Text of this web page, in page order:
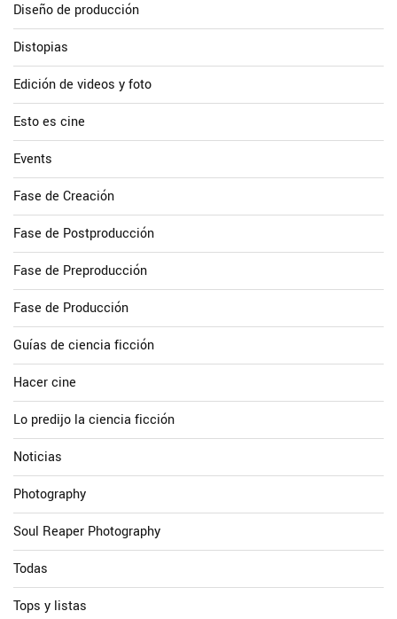
Diseño de producción
Distopias
Edición de videos y foto
Esto es cine
Events
Fase de Creación
Fase de Postproducción
Fase de Preproducción
Fase de Producción
Guías de ciencia ficción
Hacer cine
Lo predijo la ciencia ficción
Noticias
Photography
Soul Reaper Photography
Todas
Tops y listas